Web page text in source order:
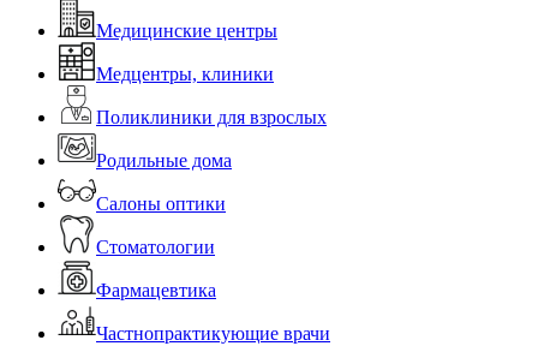
Медицинские центры
Медцентры, клиники
Поликлиники для взрослых
Родильные дома
Салоны оптики
Стоматологии
Фармацевтика
Частнопрактикующие врачи